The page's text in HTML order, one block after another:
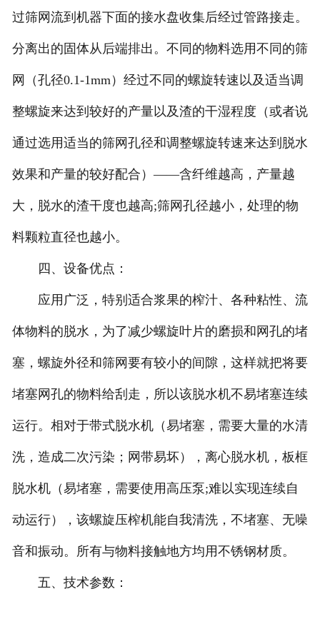
过筛网流到机器下面的接水盘收集后经过管路接走。
分离出的固体从后端排出。不同的物料选用不同的筛
网（孔径0.1-1mm）经过不同的螺旋转速以及适当调
整螺旋来达到较好的产量以及渣的干湿程度（或者说
通过选用适当的筛网孔径和调整螺旋转速来达到脱水
效果和产量的较好配合）——含纤维越高，产量越
大，脱水的渣干度也越高;筛网孔径越小，处理的物
料颗粒直径也越小。
四、设备优点：
应用广泛，特别适合浆果的榨汁、各种粘性、流
体物料的脱水，为了减少螺旋叶片的磨损和网孔的堵
塞，螺旋外径和筛网要有较小的间隙，这样就把将要
堵塞网孔的物料给刮走，所以该脱水机不易堵塞连续
运行。相对于带式脱水机（易堵塞，需要大量的水清
洗，造成二次污染；网带易坏），离心脱水机，板框
脱水机（易堵塞，需要使用高压泵;难以实现连续自
动运行），该螺旋压榨机能自我清洗，不堵塞、无噪
音和振动。所有与物料接触地方均用不锈钢材质。
五、技术参数：